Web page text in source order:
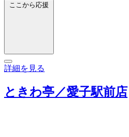
ここから応援
詳細を見る
ときわ亭／愛子駅前店